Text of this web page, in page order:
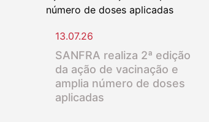
13.07.26
SANFRA realiza 2ª edição
da ação de vacinação e
amplia número de doses
aplicadas